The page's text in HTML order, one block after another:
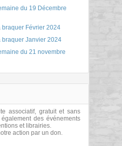
du 19 Décembre
braquer Février 2024
braquer Janvier 2024
du 21 novembre
associatif, gratuit et sans
des événements
et librairies.
action par un don.